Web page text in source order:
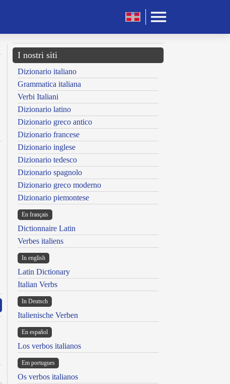
I nostri siti
Dizionario italiano
Grammatica italiana
Verbi Italiani
Dizionario latino
Dizionario greco antico
Dizionario francese
Dizionario inglese
Dizionario tedesco
Dizionario spagnolo
Dizionario greco moderno
Dizionario piemontese
En français
Dictionnaire Latin
Verbes italiens
In english
Latin Dictionary
Italian Verbs
In Deutsch
Italienische Verben
En español
Los verbos italianos
Em portugues
Os verbos italianos